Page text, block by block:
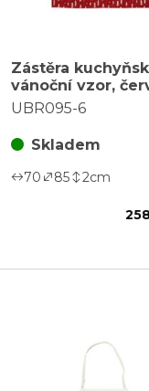
Zástěra
vánoční vzor,
100% bavlna
UBR095-6
Skladem
70 85 2cm